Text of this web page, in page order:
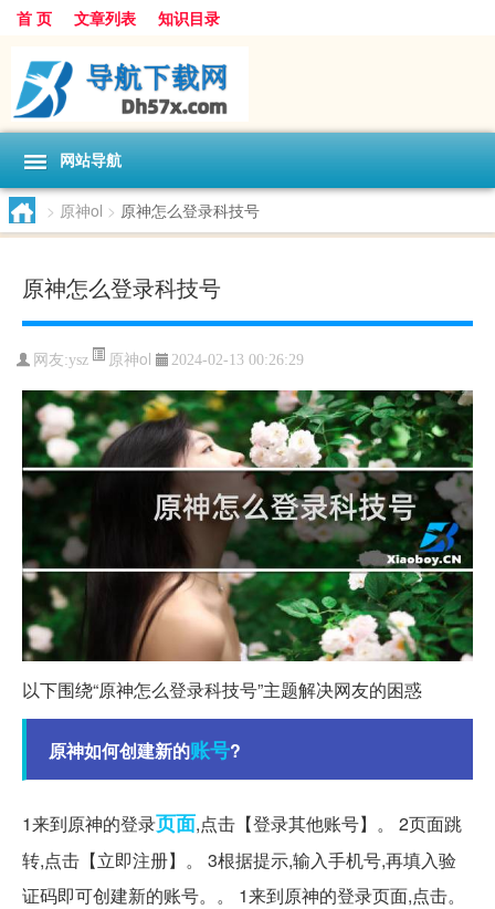
首 页 文章列表 知识目录
网站导航
> 原神ol > 原神怎么登录科技号
原神怎么登录科技号
网友:ysz 原神ol 2024-02-13 00:26:29
以下围绕“原神怎么登录科技号”主题解决网友的困惑
原神如何创建新的账号?
1来到原神的登录页面,点击【登录其他账号】。 2页面跳
转,点击【立即注册】。 3根据提示,输入手机号,再填入验
证码即可创建新的账号。。 1来到原神的登录页面,点击。